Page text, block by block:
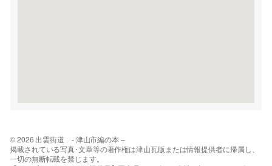
© 2026 出雲街道 - 津山市編の本 –
掲載されている写真･文章等の著作権は津山瓦版または情報提供者に帰属し、
一切の無断転載を禁じます。